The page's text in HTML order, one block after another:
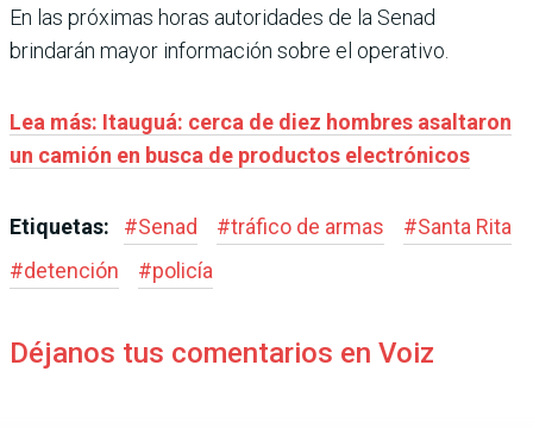
En las próximas horas autoridades de la Senad
brindarán mayor información sobre el operativo.
Lea más: Itauguá: cerca de diez hombres asaltaron
un camión en busca de productos electrónicos
Etiquetas: #Senad #tráfico de armas #Santa Rita
#detención #policía
Déjanos tus comentarios en Voiz